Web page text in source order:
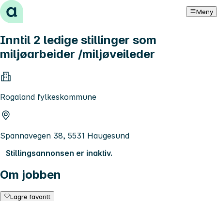
Hopp til innhold Meny
Inntil 2 ledige stillinger som
miljøarbeider /miljøveileder
Rogaland fylkeskommune
Spannavegen 38, 5531 Haugesund
Stillingsannonsen er inaktiv.
Om jobben
Lagre favoritt